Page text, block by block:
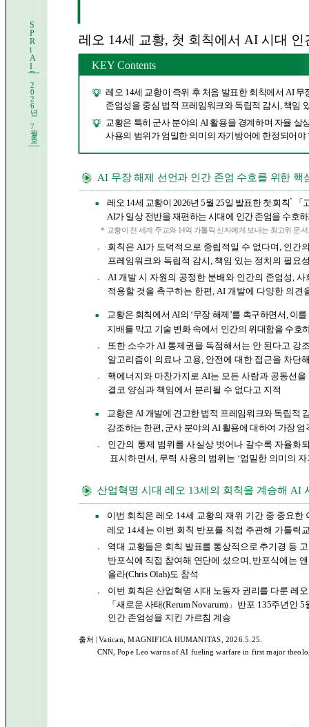
S
P
R
i
A
I
B
r
i
e
f
2
0
2
6
년
7
월
호
레오 14세 교황, 첫 회칙에서 AI 시대
KEY Contents
레오 14세 교황이 즉위 후 처음 발표한 회칙에서 AI
존엄성을 중심 법적 프레임워크와 독립적 감시, 책임
교황은 특히 군사 분야의 AI 활용을 경계하며 자율 살
사용의 범위가 엄밀한 의미의 자기방어에 한정되어야
AI 무장 해제 선언과 인간 존엄 수호를 위한 핵
■ 레오 14세 교황이 2026년 5월 25일 발표한 첫 회칙*
「
AI가 일상 전반을 재편하는 시대에 인간 존엄을 수호
* 교황이 전 세계 주교와 14억 가톨릭 신자에게 보내는 최고위 문
●
회칙은 AI가 도덕적으로 중립적일 수 없다며, 인간
프레임워크와 독립적 감시, 책임 있는 정치의 필요
●
AI 개발 시 자원의 공정한 분배와 인간의 존엄성,
적용할 것을 촉구하는 한편, AI 개발에 다양한 의
■
교황은 회칙에서 AI의 ‘무장 해제’를 촉구하면서, 이
지배를 막고 기술 변화 속에서 인간의 위대함을 수호
●
또한 소수가 AI 통제권을 독점해서는 안 된다고 강
알고리즘이 의료나 고용, 안전에 대한 접근을 차단
●
핵에너지와 마찬가지로 AI는 모든 사람과 공동선
결코 양심과 책임에서 분리될 수 없다고 지적
■
교황은 AI 개발에 견고한 법적 프레임워크와 독립적
강조하는 한편, 군사 분야의 AI 활용에 대하여 가장
●
인간의 통제 범위를 사실상 벗어나 갈수록 자율화
표시하면서, 무력 사용의 범위는 ‘엄밀한 의미의
산업혁명 시대 레오 13세의 회칙을 계승해 AI
■
이번 회칙은 레오 14세 교황의 재위 기간 중 중요
레오 14세는 이번 회칙 반포를 직접 주관해 가톨릭
●
역대 교황들은 회칙 발표를 통상적으로 추기경 등
반포식에 직접 참여해 연단에 섰으며, 반포식에는
올라(Chris Olah)도 참석
●
이번 회칙은 산업혁명 시대 노동자 권리를 다룬 레
「새로운 사태(Rerum Novarum)」 반포 135주년인 5
인간 존엄성을 지킨 가르침 계승
출처 |
Vatican, MAGNIFICA HUMANITAS, 2026.5.25.
CNN, Pope Leo warns of AI fueling warfare in first major